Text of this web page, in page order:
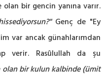
bir gencin yanına varır.
Genç de "Ey
var ancak günahlarımdan
verir. Rasûlullah da şu
olan bir kulun kalbinde (ümit